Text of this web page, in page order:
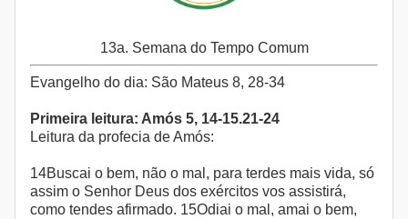
13a. Semana do Tempo Comum
Evangelho do dia: São Mateus 8, 28-34
Primeira leitura: Amós 5, 14-15.21-24
Leitura da profecia de Amós:
14Buscai o bem, não o mal, para terdes mais vida, só
assim o Senhor Deus dos exércitos vos assistirá,
como tendes afirmado. 15Odiai o mal, amai o bem,